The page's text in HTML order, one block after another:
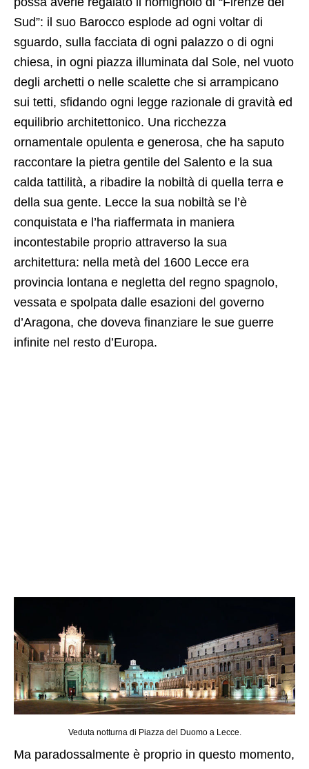
Sud”: il suo Barocco esplode ad ogni voltar di
sguardo, sulla facciata di ogni palazzo o di ogni
chiesa, in ogni piazza illuminata dal Sole, nel vuoto
degli archetti o nelle scalette che si arrampicano
sui tetti, sfidando ogni legge razionale di gravità ed
equilibrio architettonico. Una ricchezza
ornamentale opulenta e generosa, che ha saputo
raccontare la pietra gentile del Salento e la sua
calda tattilità, a ribadire la nobiltà di quella terra e
della sua gente. Lecce la sua nobiltà se l’è
conquistata e l’ha riaffermata in maniera
incontestabile proprio attraverso la sua
architettura: nella metà del 1600 Lecce era
provincia lontana e negletta del regno spagnolo,
vessata e spolpata dalle esazioni del governo
d’Aragona, che doveva finanziare le sue guerre
infinite nel resto d’Europa.
Veduta notturna di Piazza del Duomo a Lecce.
Ma paradossalmente è proprio in questo momento,